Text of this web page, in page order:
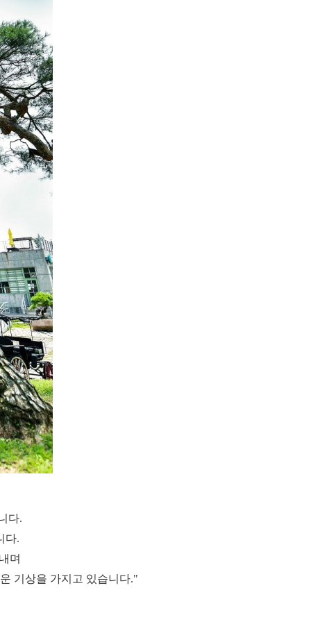
다.
다.
며
기상을 가지고 있습니다."